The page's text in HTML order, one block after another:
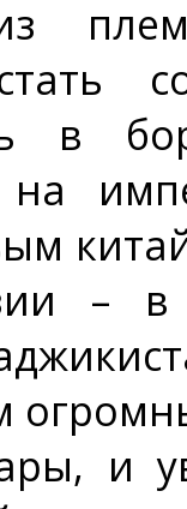
в
на
– в
и